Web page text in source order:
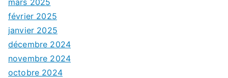
février 2025
janvier 2025
décembre 2024
novembre 2024
octobre 2024